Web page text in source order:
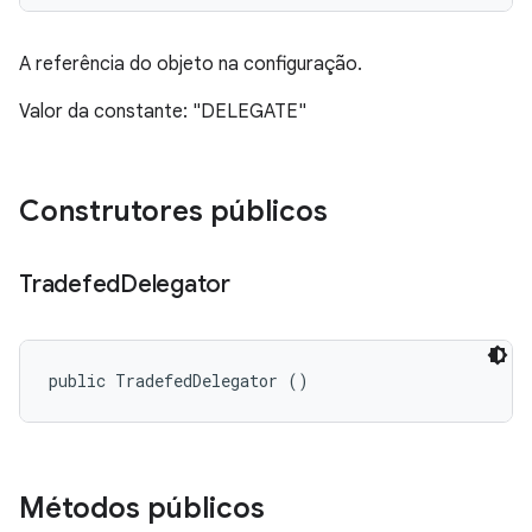
A referência do objeto na configuração.
Valor da constante: "DELEGATE"
Construtores públicos
TradefedDelegator
public TradefedDelegator ()
Métodos públicos